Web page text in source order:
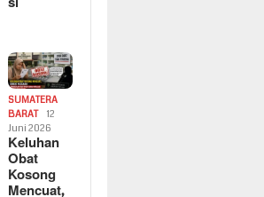
SUMATERA
BARAT
12
Juni 2026
Keluhan
Obat
Kosong
Mencuat,